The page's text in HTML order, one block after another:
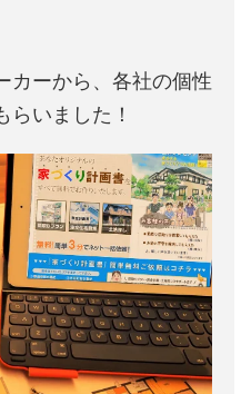
カーから、各社の個性
いました！